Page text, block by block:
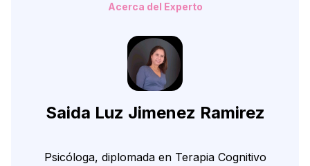
Acerca del Experto
Saida Luz Jimenez Ramirez
Psicóloga, diplomada en Terapia Cognitivo